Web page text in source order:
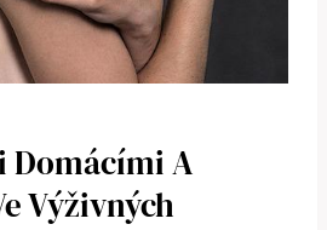
Domácími A
Výživných